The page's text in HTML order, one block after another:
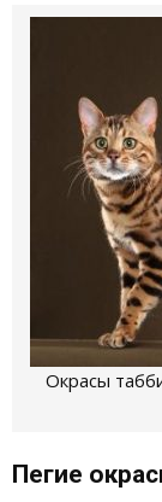
Окрасы
Пегие